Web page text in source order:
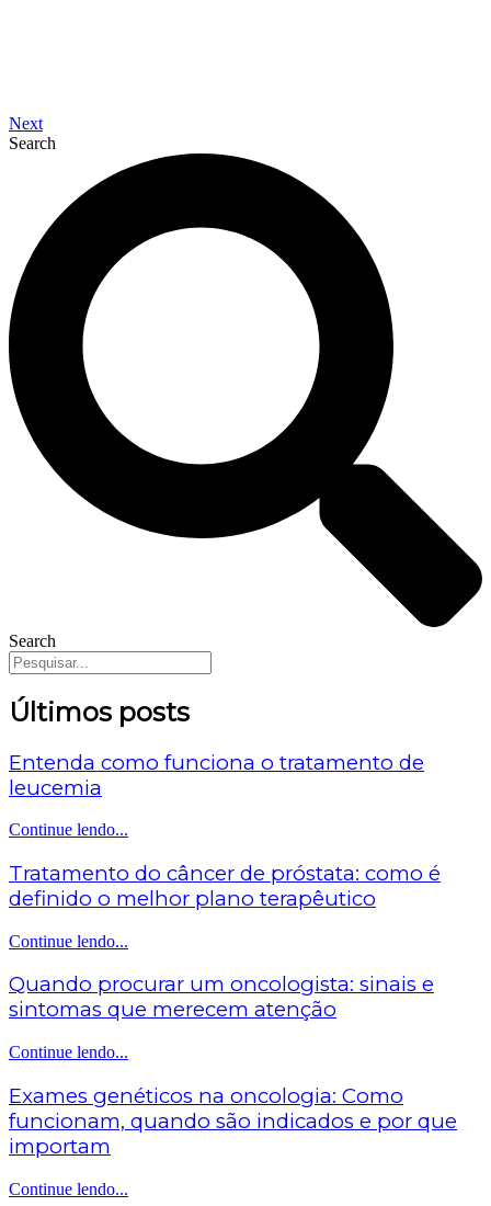
Next
Search
Search
Últimos posts
Entenda como funciona o tratamento de
leucemia
Continue lendo...
Tratamento do câncer de próstata: como é
definido o melhor plano terapêutico
Continue lendo...
Quando procurar um oncologista: sinais e
sintomas que merecem atenção
Continue lendo...
Exames genéticos na oncologia: Como
funcionam, quando são indicados e por que
importam
Continue lendo...